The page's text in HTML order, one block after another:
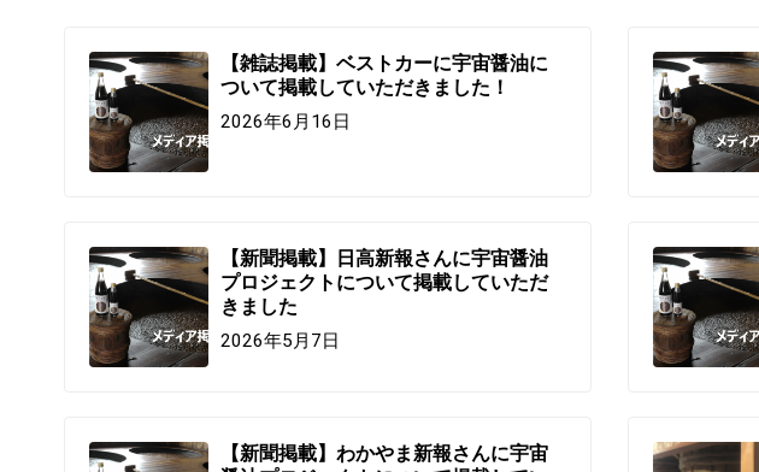
【雑誌掲載】ベストカーに宇宙醤油に
ついて掲載していただきました！
2026年6月16日
【新聞掲載】日高新報さんに宇宙醤油
プロジェクトについて掲載していただ
きました
2026年5月7日
【新聞掲載】わかやま新報さんに宇宙